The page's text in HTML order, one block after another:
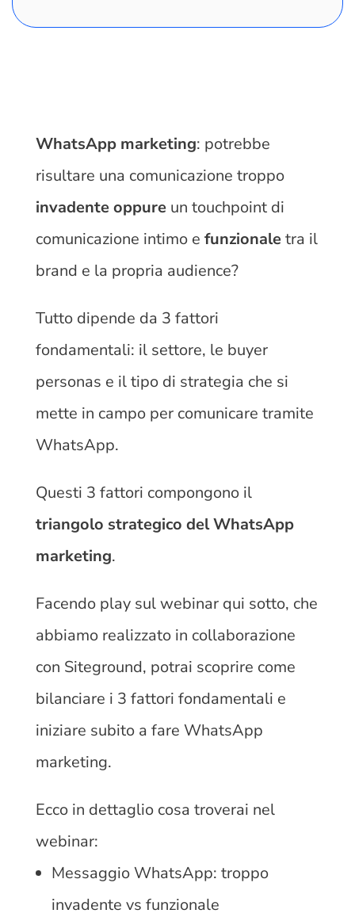
WhatsApp marketing: potrebbe
risultare una comunicazione troppo
invadente oppure un touchpoint di
comunicazione intimo e funzionale tra il
brand e la propria audience?
Tutto dipende da 3 fattori
fondamentali: il settore, le buyer
personas e il tipo di strategia che si
mette in campo per comunicare tramite
WhatsApp.
Questi 3 fattori compongono il
triangolo strategico del WhatsApp
marketing.
Facendo play sul webinar qui sotto, che
abbiamo realizzato in collaborazione
con Siteground, potrai scoprire come
bilanciare i 3 fattori fondamentali e
iniziare subito a fare WhatsApp
marketing.
Ecco in dettaglio cosa troverai nel
webinar:
Messaggio WhatsApp: troppo
invadente vs funzionale